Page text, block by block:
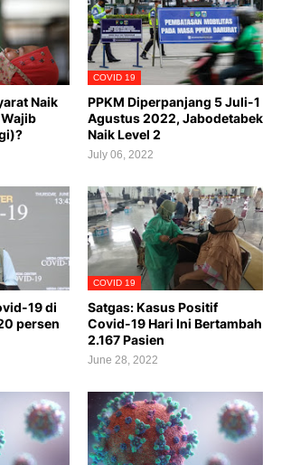
Naik
COVID 19
PPKM Diperpanjang 5 Juli-1
Agustus 2022, Jabodetabek
Naik Level 2
July 06, 2022
19 di
persen
COVID 19
Satgas: Kasus Positif
Covid-19 Hari Ini Bertambah
2.167 Pasien
June 28, 2022